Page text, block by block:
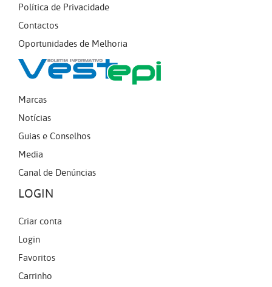
Política de Privacidade
Contactos
Oportunidades de Melhoria
Marcas
Notícias
Guias e Conselhos
Media
Canal de Denúncias
LOGIN
Criar conta
Login
Favoritos
Carrinho